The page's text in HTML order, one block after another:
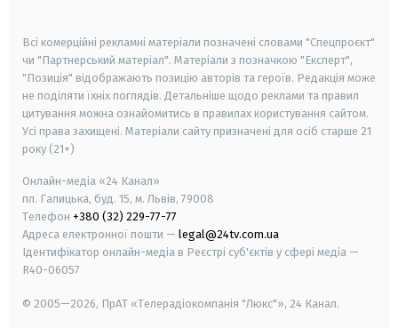
Всі комерційні рекламні матеріали позначені словами "Спецпроєкт"
чи "Партнерський матеріал". Матеріали з позначкою "Експерт",
"Позиція" відображають позицію авторів та героїв. Редакція може
не поділяти їхніх поглядів. Детальніше щодо реклами та правил
цитування можна ознайомитись в правилах користування сайтом.
Усі права захищені. Матеріали сайту призначені для осіб старше 21
року (21+)
Онлайн-медіа «24 Канал»
пл. Галицька, буд. 15, м. Львів, 79008
Телефон +380 (32) 229-77-77
Адреса електронної пошти — legal@24tv.com.ua
Ідентифікатор онлайн-медіа в Реєстрі суб'єктів у сфері медіа —
R40-06057
© 2005—2026, ПрАТ «Телерадіокомпанія "Люкс"», 24 Канал.